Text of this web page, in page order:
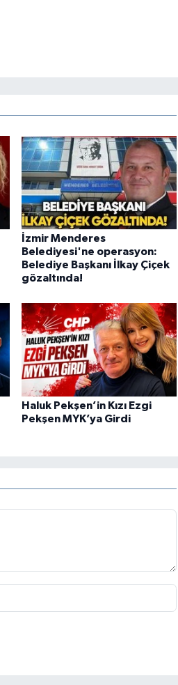
İzmir Menderes
Belediyesi'ne operasyon:
Belediye Başkanı İlkay Çiçek
gözaltında!
Haluk Pekşen’in Kızı Ezgi
Pekşen MYK’ya Girdi